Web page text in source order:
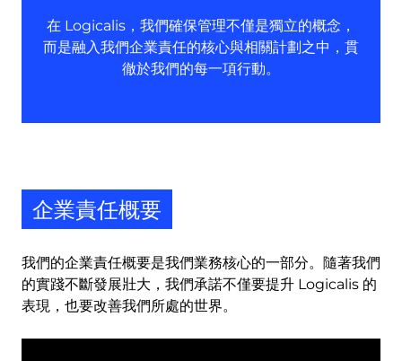
在 Logicalis，我們確保管理不僅是獨立的概念，
而是融入我們企業責任的核心與相關計劃之中，貫
徹於我們的每一項行動。
企業責任概要
我們的企業責任概要是我們業務核心的一部分。隨著我們
的實踐不斷發展壯大，我們承諾不僅要提升 Logicalis 的
表現，也要改善我們所處的世界。